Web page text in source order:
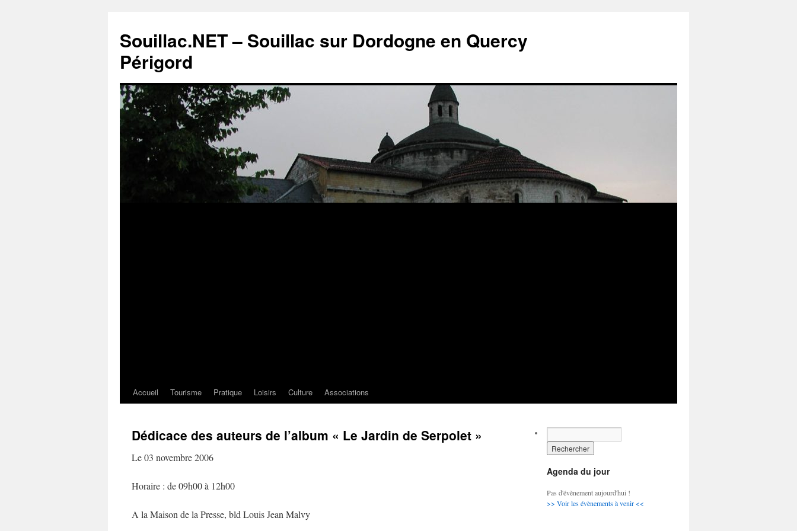
Souillac.NET – Souillac sur Dordogne en Quercy
Périgord
Accueil Tourisme Pratique Loisirs Culture Associations
Dédicace des auteurs de l’album « Le Jardin de Serpolet »
Le 03 novembre 2006
Horaire : de 09h00 à 12h00
A la Maison de la Presse, bld Louis Jean Malvy
Agenda du jour
Pas d'évènement aujourd'hui !
>> Voir les évènements à venir <<